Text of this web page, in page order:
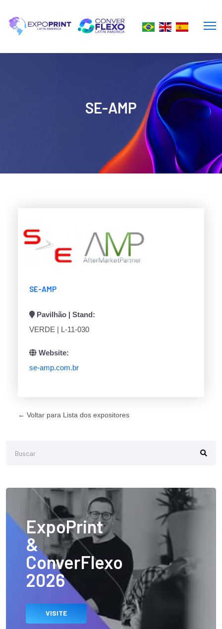
SE-AMP
SE-AMP
Pavilhão | Stand:
VERDE | L-11-030
Website:
se-amp.com.br
← Voltar para Lista dos expositores
ExpoPrint
&
ConverFlexo
2026
VISITE